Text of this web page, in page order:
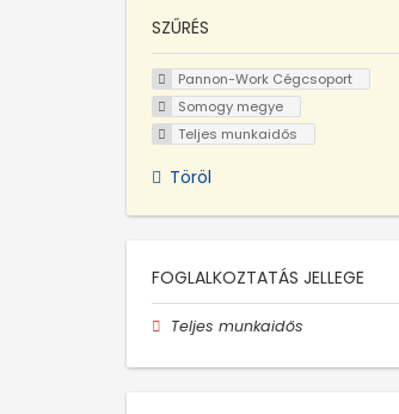
SZŰRÉS
Pannon-Work Cégcsoport
Somogy megye
Teljes munkaidős
Töröl
FOGLALKOZTATÁS JELLEGE
Teljes munkaidős